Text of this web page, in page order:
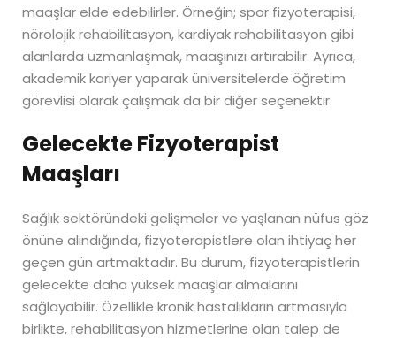
maaşlar elde edebilirler. Örneğin; spor fizyoterapisi,
nörolojik rehabilitasyon, kardiyak rehabilitasyon gibi
alanlarda uzmanlaşmak, maaşınızı artırabilir. Ayrıca,
akademik kariyer yaparak üniversitelerde öğretim
görevlisi olarak çalışmak da bir diğer seçenektir.
Gelecekte Fizyoterapist
Maaşları
Sağlık sektöründeki gelişmeler ve yaşlanan nüfus göz
önüne alındığında, fizyoterapistlere olan ihtiyaç her
geçen gün artmaktadır. Bu durum, fizyoterapistlerin
gelecekte daha yüksek maaşlar almalarını
sağlayabilir. Özellikle kronik hastalıkların artmasıyla
birlikte, rehabilitasyon hizmetlerine olan talep de